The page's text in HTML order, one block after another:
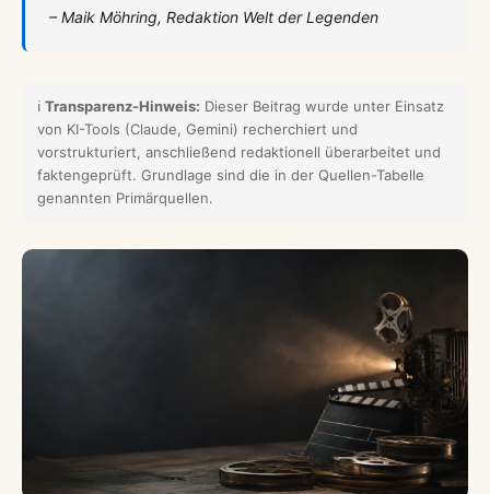
– Maik Möhring, Redaktion Welt der Legenden
ℹ️ Transparenz-Hinweis: Dieser Beitrag wurde unter Einsatz
von KI-Tools (Claude, Gemini) recherchiert und
vorstrukturiert, anschließend redaktionell überarbeitet und
faktengeprüft. Grundlage sind die in der Quellen-Tabelle
genannten Primärquellen.